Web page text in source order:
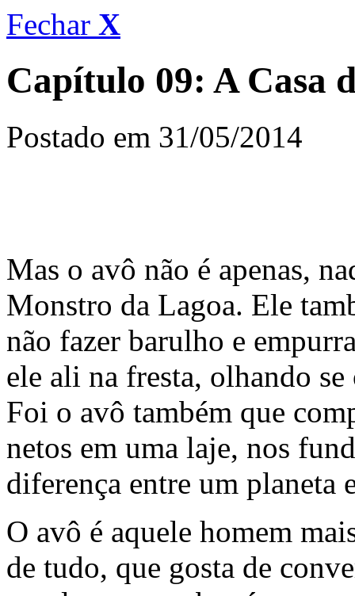
Fechar X
Capítulo 09: A Casa
Postado em 31/05/2014
Mas o avô não é apenas,
Monstro da Lagoa. Ele
não fazer barulho e
ele ali na fresta, olhando
Foi o avô também que
netos em uma laje, nos
diferença entre um planeta
O avô é aquele homem
de tudo, que gosta de